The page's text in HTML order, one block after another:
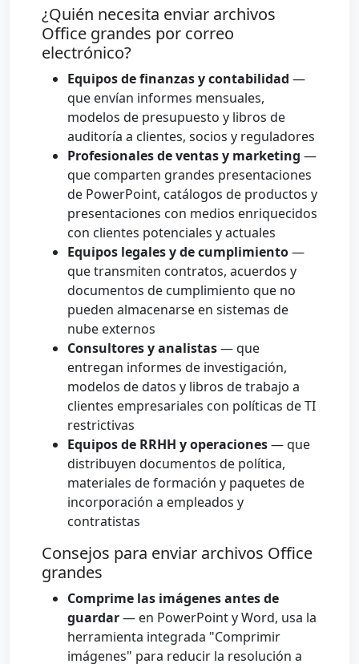
¿Quién necesita enviar archivos
Office grandes por correo
electrónico?
Equipos de finanzas y contabilidad —
que envían informes mensuales,
modelos de presupuesto y libros de
auditoría a clientes, socios y reguladores
Profesionales de ventas y marketing —
que comparten grandes presentaciones
de PowerPoint, catálogos de productos y
presentaciones con medios enriquecidos
con clientes potenciales y actuales
Equipos legales y de cumplimiento—
que transmiten contratos, acuerdos y
documentos de cumplimiento que no
pueden almacenarse en sistemas de
nube externos
Consultores y analistas— que
entregan informes de investigación,
modelos de datos y libros de trabajo a
clientes empresariales con políticas de TI
restrictivas
Equipos de RRHH y operaciones— que
distribuyen documentos de política,
materiales de formación y paquetes de
incorporación a empleados y
contratistas
Consejos para enviar archivos Office
grandes
Comprime las imágenes antes de
guardar— en PowerPoint y Word, usa la
herramienta integrada "Comprimir
imágenes" para reducir la resolución a